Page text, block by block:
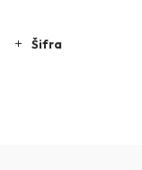
Šifra